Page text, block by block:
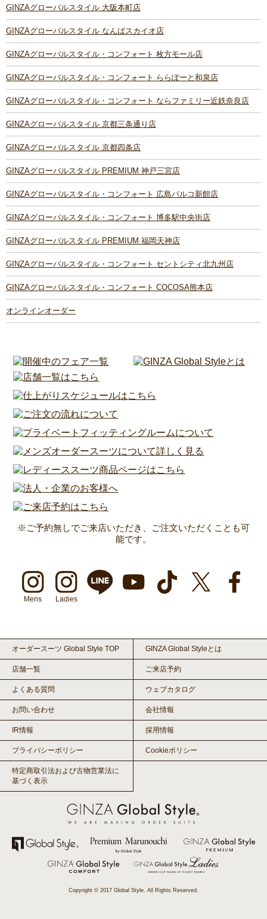
GINZAグローバルスタイル 大阪本町店
GINZAグローバルスタイル なんばスカイオ店
GINZAグローバルスタイル・コンフォート 枚方モール店
GINZAグローバルスタイル・コンフォート ららぽーと和泉店
GINZAグローバルスタイル・コンフォート ならファミリー近鉄奈良店
GINZAグローバルスタイル 京都三条通り店
GINZAグローバルスタイル 京都四条店
GINZAグローバルスタイル PREMIUM 神戸三宮店
GINZAグローバルスタイル・コンフォート 広島パルコ新館店
GINZAグローバルスタイル・コンフォート 博多駅中央街店
GINZAグローバルスタイル PREMIUM 福岡天神店
GINZAグローバルスタイル・コンフォート セントシティ北九州店
GINZAグローバルスタイル・コンフォート COCOSA熊本店
オンラインオーダー
※ご予約無しでご来店いただき、ご注文いただくことも可
能です。
Mens Ladies
オーダースーツ Global Style TOP GINZA Global Styleとは
店舗一覧 ご来店予約
よくある質問 ウェブカタログ
お問い合わせ 会社情報
IR情報 採用情報
プライバシーポリシー Cookieポリシー
特定商取引法および古物営業法に
基づく表示
Copyright © 2017 Global Style. All Rights Reserved.